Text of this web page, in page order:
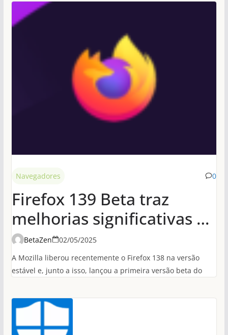
Navegadores 0
Firefox 139 Beta traz
melhorias significativas de
desempenho em
conexões HTTP/3
BetaZen
02/05/2025
A Mozilla liberou recentemente o Firefox 138 na versão
estável e, junto a isso, lançou a primeira versão beta do